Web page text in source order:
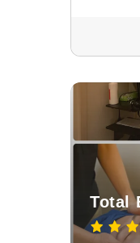
Total